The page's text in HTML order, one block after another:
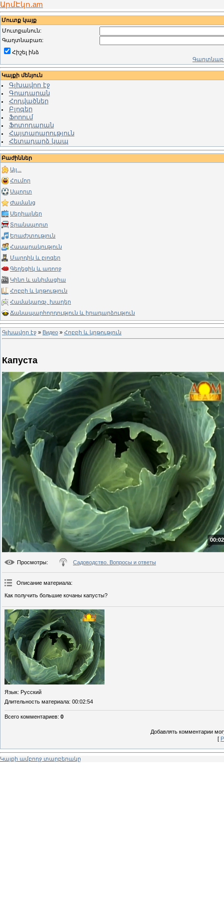
ԱրմԷկո.am
Մուտք կայք
Մուտքանուն:
Գաղտնաբառ:
Հիշել ինձ
Կայքի մենյուն
Գլխավոր էջ
Գրադարան
Հոդվածներ
Բլոգեր
Ֆորում
Ֆոտոդարան
Հայտարարություն
Հետադարձ կապ
Բաժիններ
Այլ...
Հումոր
Սպորտ
Ժամանց
Սերիալներ
Տրանսպորտ
Երաժշտություն
Հասարակություն
Մարդիկ և բլոգեր
Գեղեցիկ և առողջ
Կինո և անիմացիա
Հոբբի և կրթություն
Համակարգչ. խաղեր
Ճանապարհորդություն և իրադարձություն
Գլխավոր էջ » Видео » Հոբբի և կրթություն
Капуста
Просмотры: Садоводство. Вопросы и ответы
Описание материала:
Как получить большие кочаны капусты?
Язык: Русский
Длительность материала: 00:02:54
Всего комментариев: 0
Добавлять комментарии
[
Կայքի ամբողջ տարբերակը